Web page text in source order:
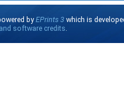
byEPrints 3 which is
software credits.